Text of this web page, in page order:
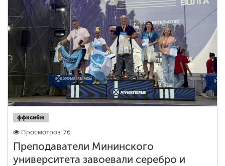
ффксибж
Просмотров: 76
Преподаватели Мининского
университета завоевали серебро и